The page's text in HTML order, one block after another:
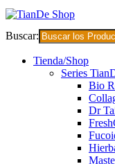
Buscar:
Tienda/Shop
Series
Bio
Dr